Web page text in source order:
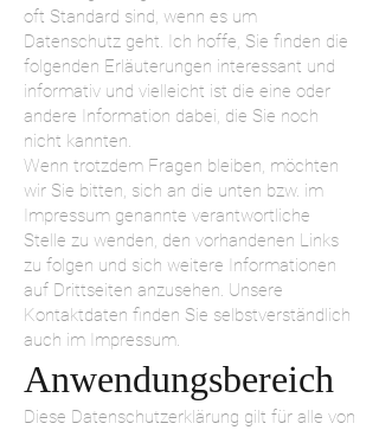
oft Standard sind, wenn es um
Datenschutz geht. Ich hoffe, Sie finden die
folgenden Erläuterungen interessant und
informativ und vielleicht ist die eine oder
andere Information dabei, die Sie noch
nicht kannten.
Wenn trotzdem Fragen bleiben, möchten
wir Sie bitten, sich an die unten bzw. im
Impressum genannte verantwortliche
Stelle zu wenden, den vorhandenen Links
zu folgen und sich weitere Informationen
auf Drittseiten anzusehen. Unsere
Kontaktdaten finden Sie selbstverständlich
auch im Impressum.
Anwendungsbereich
Diese Datenschutzerklärung gilt für alle von